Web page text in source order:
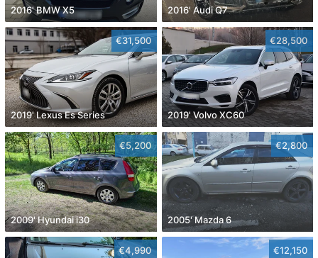
2016' BMW X5 2016' Audi Q7
€31,500
2019' Lexus Es Series
€28,500
2019' Volvo XC60
€5,200
2009' Hyundai i30
€2,800
2005' Mazda 6
€4,990 €12,150